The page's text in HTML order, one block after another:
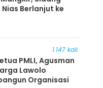
Berlanjut ke
1.147 kali
PMLI, Agusman
Lawolo
Organisasi